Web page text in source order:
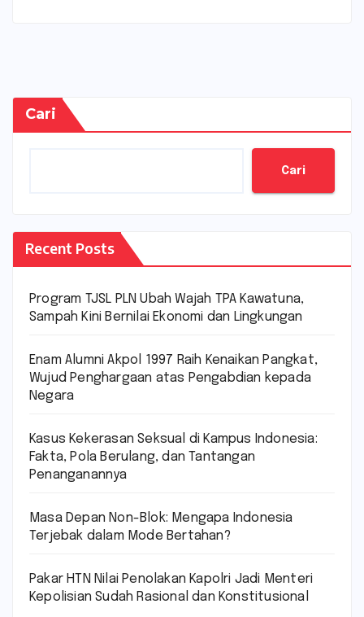
Cari
Cari
Recent Posts
Program TJSL PLN Ubah Wajah TPA Kawatuna,
Sampah Kini Bernilai Ekonomi dan Lingkungan
Enam Alumni Akpol 1997 Raih Kenaikan Pangkat,
Wujud Penghargaan atas Pengabdian kepada
Negara
Kasus Kekerasan Seksual di Kampus Indonesia:
Fakta, Pola Berulang, dan Tantangan
Penanganannya
Masa Depan Non-Blok: Mengapa Indonesia
Terjebak dalam Mode Bertahan?
Pakar HTN Nilai Penolakan Kapolri Jadi Menteri
Kepolisian Sudah Rasional dan Konstitusional